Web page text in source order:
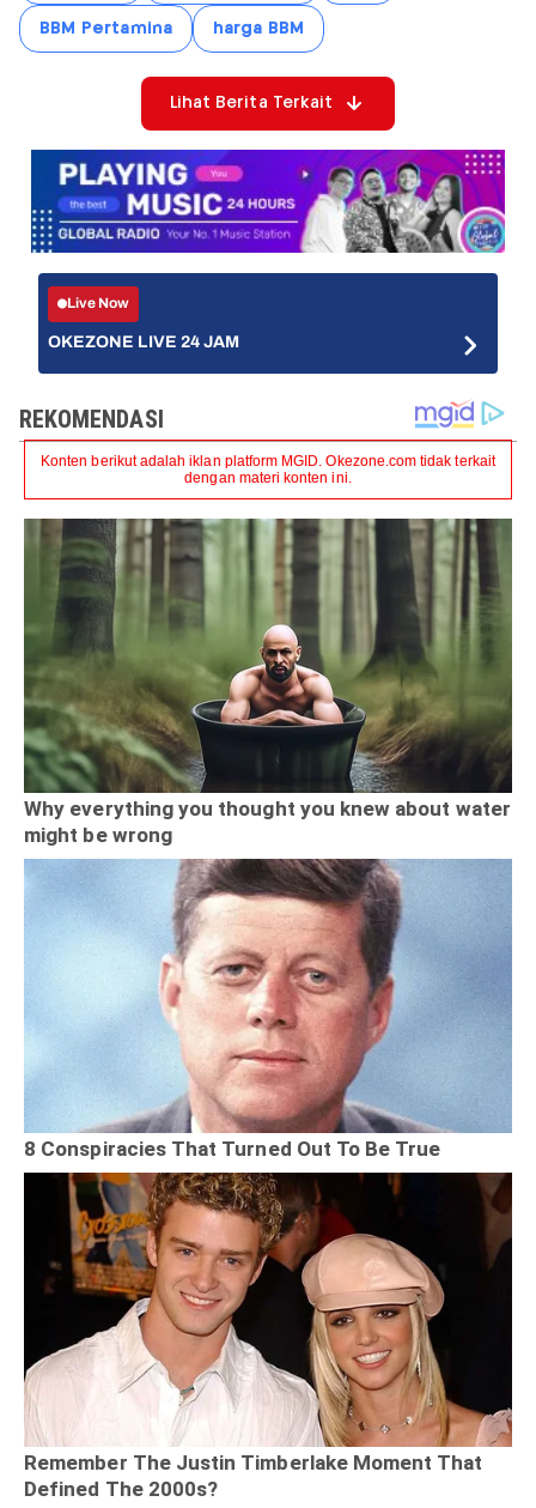
BBM Pertamina harga BBM
Lihat Berita Terkait
Live Now
OKEZONE LIVE 24 JAM